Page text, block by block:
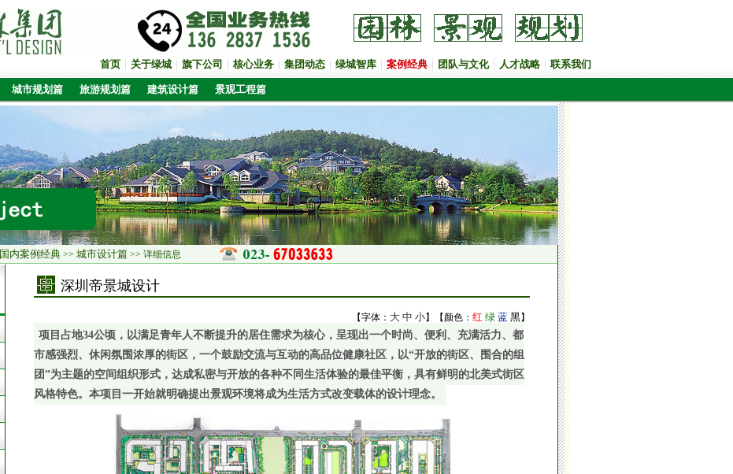
首页 关于绿城 旗下公司 核心业务 集团动态 绿城智库 案例经典 团队与文化 人才战略 联系我们
城市规划篇 旅游规划篇 建筑设计篇 景观工程篇
国内案例经典 >> 城市设计篇 >> 详细信息
深圳帝景城设计
【字体： 大 中 小】【颜色： 红 绿 蓝 黑】
项目占地34公顷，以满足青年人不断提升的居住需求为核心，呈现出一个时尚、便利、充满活力、都
市感强烈、休闲氛围浓厚的街区，一个鼓励交流与互动的高品位健康社区，以“开放的街区、围合的组
团”为主题的空间组织形式，达成私密与开放的各种不同生活体验的最佳平衡，具有鲜明的北美式街区
风格特色。本项目一开始就明确提出景观环境将成为生活方式改变载体的设计理念。